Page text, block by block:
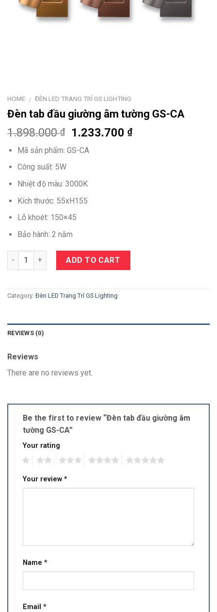
HOME / ĐÈN LED TRANG TRÍ GS LIGHTING
Đèn tab đầu giường âm tường GS-CA
1.898.000₫ 1.233.700₫
Mã sản phẩm: GS-CA
Công suất: 5W
Nhiệt độ màu: 3000K
Kích thước: 55xH155
Lỗ khoét: 150×45
Bảo hành: 2 năm
Quantity ADD TO CART
Category: Đèn LED Trang Trí GS Lighting
REVIEWS (0)
Reviews
There are no reviews yet.
Be the first to review “Đèn tab đầu giường âm
tường GS-CA”
Your rating
Your review *
Name *
Email *